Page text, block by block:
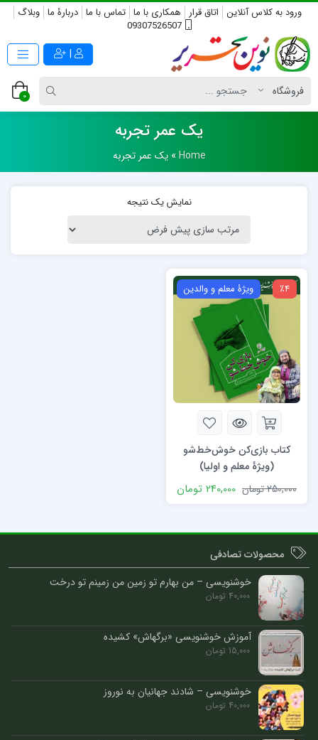
ورود به کلاس آنلاین اتاق قرار همکاری با ما تماس با ما دربارۀ ما وبلاگ
09307526507
|
0
یک عمر تجربه
Home
»یک عمر تجربه
نمایش یک نتیجه
٪4 ویژۀ معلم و والدین
کتاب بازی‌کن خوش‌خط‌شو
(ویژۀ معلم و اولیا)
250,000تومان 240,000 تومان
محصولات تصادفی
خوشنویسی – من بهارم تو زمین من زمینم تو درخت
40,000 تومان
آموزش خوشنویسی «برگهاش» کشیده
15,000 تومان
خوشنویسی – شادند جهانیان به نوروز
40,000 تومان